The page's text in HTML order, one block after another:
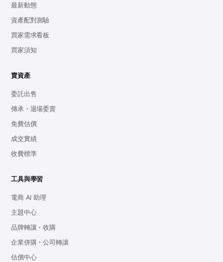
最新動態
資產配對測驗
買家需求看板
買家須知
賣資產
委託出售
傳承・退場委賣
免費估價
成交實績
收費標準
工具與學習
電商 AI 助理
主題中心
品牌轉讓・收購
企業併購・公司轉讓
估價中心